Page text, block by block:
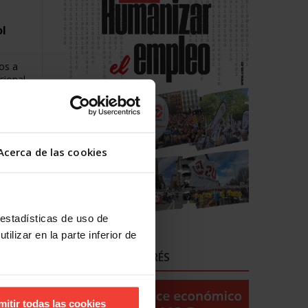
de las cookies
de uso de
en la parte inferior de
todas las cookies
a
en la
ENLACES DE INTERÉS